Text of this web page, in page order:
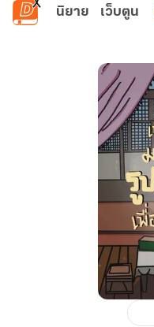
ข้ามไปยังเนื้อหาหลัก
นิยาย เว็บตูน